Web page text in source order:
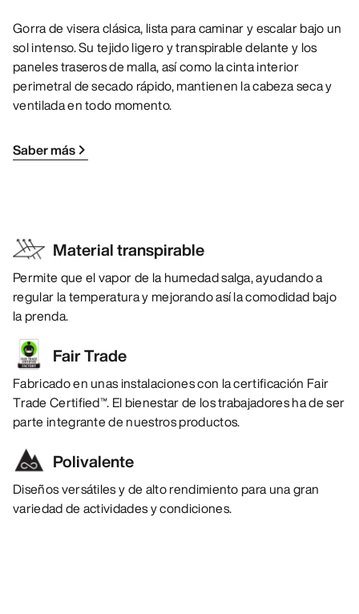
Gorra de visera clásica, lista para caminar y escalar bajo un
sol intenso. Su tejido ligero y transpirable delante y los
paneles traseros de malla, así como la cinta interior
perimetral de secado rápido, mantienen la cabeza seca y
ventilada en todo momento.
Saber más
Material transpirable
Permite que el vapor de la humedad salga, ayudando a
regular la temperatura y mejorando así la comodidad bajo
la prenda.
Fair Trade
Fabricado en unas instalaciones con la certificación Fair
Trade Certified™. El bienestar de los trabajadores ha de ser
parte integrante de nuestros productos.
Polivalente
Diseños versátiles y de alto rendimiento para una gran
variedad de actividades y condiciones.